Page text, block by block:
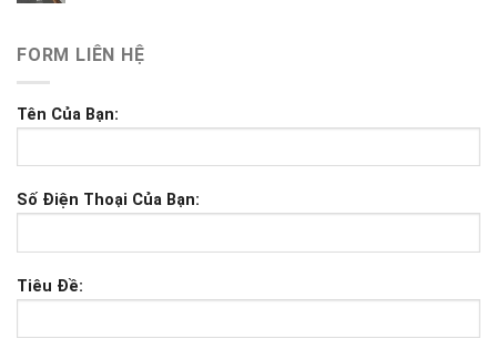
FORM LIÊN HỆ
Tên Của Bạn:
Số Điện Thoại Của Bạn:
Tiêu Đề: